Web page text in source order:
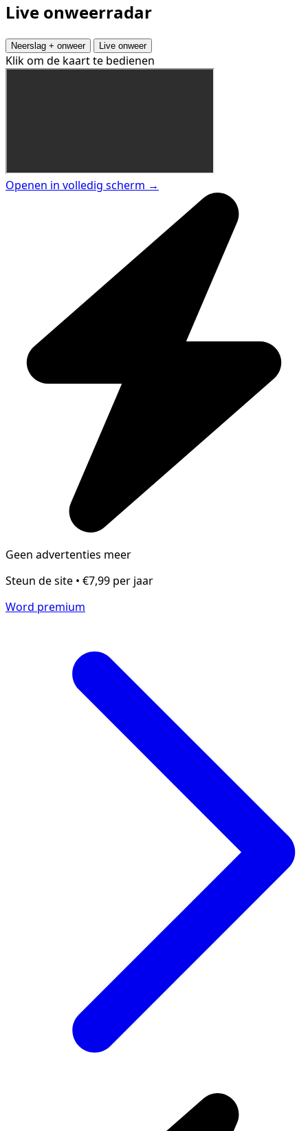
Live onweerradar
Neerslag + onweer Live onweer
Klik om de kaart te bedienen
Openen in volledig scherm →
Geen advertenties meer
Steun de site • €7,99 per jaar
Word premium